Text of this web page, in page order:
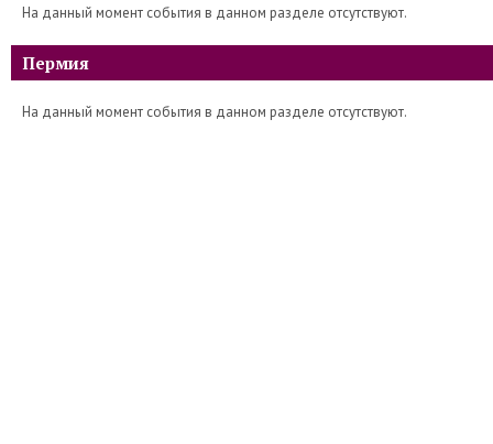
На данный момент события в данном разделе отсутствуют.
Пермия
На данный момент события в данном разделе отсутствуют.